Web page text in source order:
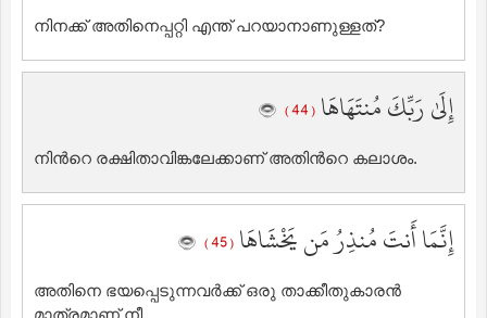
നിനക്ക് അതിനെപ്പറ്റി എന്ത് പറയാനാണുള്ളത്‌?
إِلَىٰ رَبِّكَ مُنتَهَاهَا ( 44 )
നിന്‍റെ രക്ഷിതാവിങ്കലേക്കാണ് അതിന്‍റെ കലാശം.
إِنَّمَا أَنتَ مُنذِرُ مَن يَخْشَاهَا ( 45 )
അതിനെ ഭയപ്പെടുന്നവര്‍ക്ക് ഒരു താക്കീതുകാരന്‍
മാത്രമാണ് നീ.